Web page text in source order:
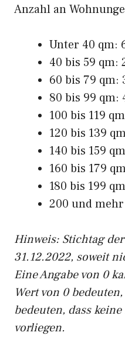
Anzahl an
Unter 40 qm:
40 bis 59 qm:
60 bis 79 qm:
80 bis 99 qm:
100 bis 119
120 bis 139
140 bis 159
160 bis 179
180 bis 199
200 und
Hinweis: Stichtag
31.12.2022, soweit
Eine Angabe von 0
Wert von 0
bedeuten, dass
vorliegen.